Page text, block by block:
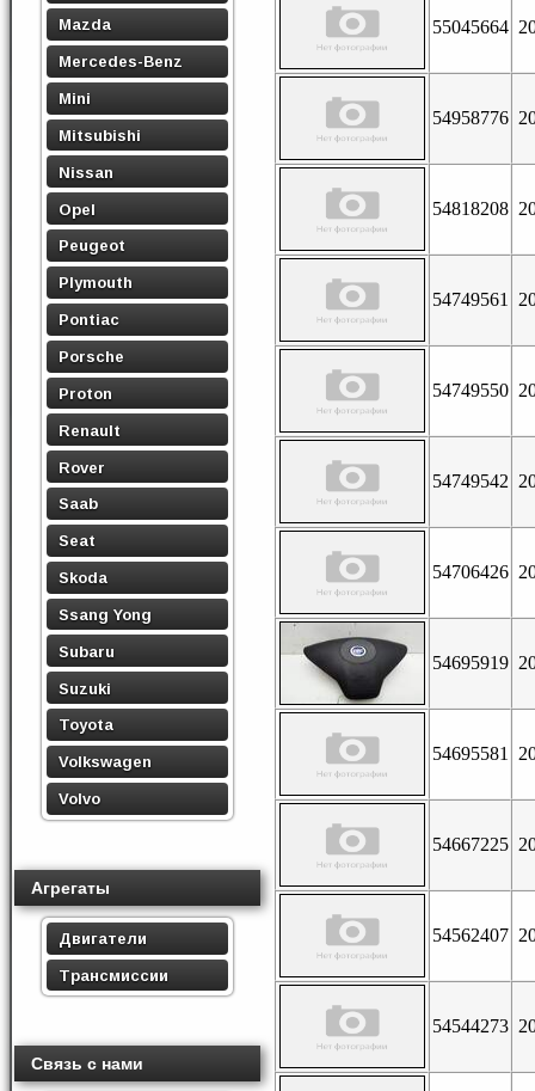
Mazda
Mercedes-Benz
Mini
Mitsubishi
Nissan
Opel
Peugeot
Plymouth
Pontiac
Porsche
Proton
Renault
Rover
Saab
Seat
Skoda
Ssang Yong
Subaru
Suzuki
Toyota
Volkswagen
Volvo
Агрегаты
Двигатели
Трансмиссии
Связь с нами
55045664
54958776
54818208
54749561
54749550
54749542
54706426
54695919
54695581
54667225
54562407
54544273